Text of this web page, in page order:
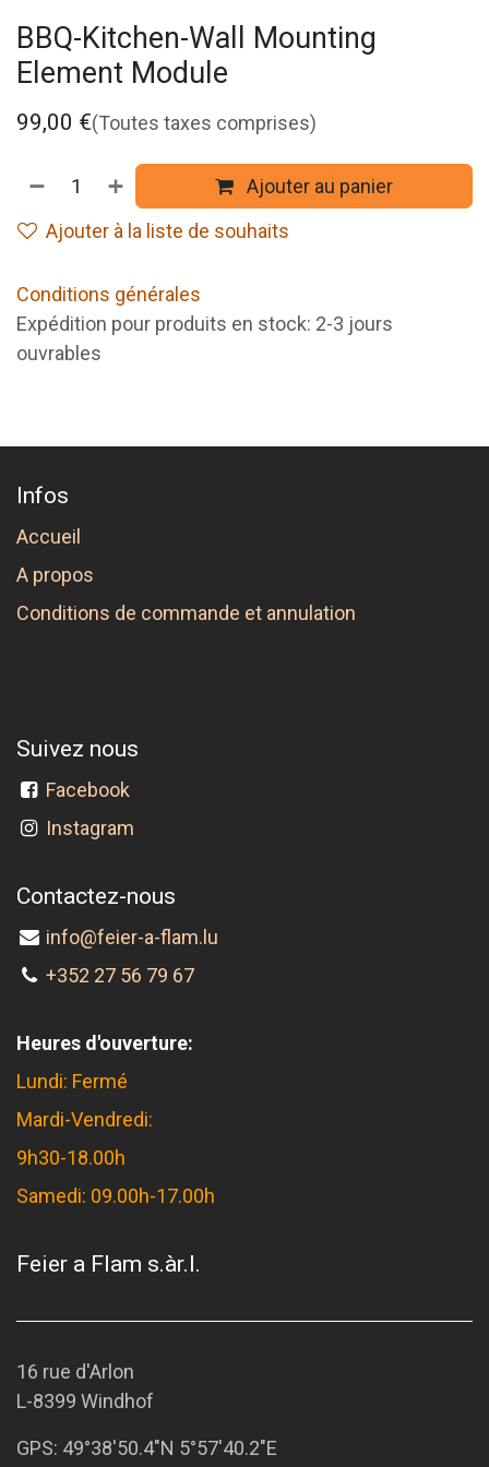
BBQ-Kitchen-Wall Mounting
Element Module
99,00 €(Toutes taxes comprises)
Ajouter au panier
Ajouter à la liste de souhaits
Conditions générales
Expédition pour produits en stock: 2-3 jours
ouvrables
Infos
Accueil
A propos
Conditions de commande et annulation
Suivez nous
Facebook
Instagram
Contactez-nous
info@feier-a-flam.lu
+352 27 56 79 67
Heures d'ouverture:
Lundi: Fermé
Mardi-Vendredi:
9h30-18.00h
Samedi: 09.00h-17.00h
Feier a Flam s.àr.l.
16 rue d'Arlon
L-8399 Windhof
GPS: 49°38'50.4"N 5°57'40.2"E